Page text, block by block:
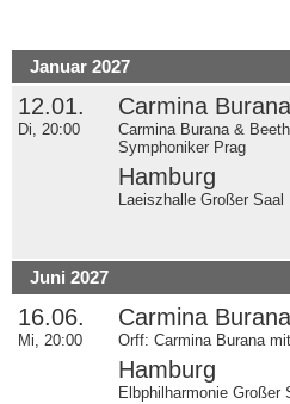
Januar 2027
12.01.
Di, 20:00
Carmina Burana
Carmina Burana &
Symphoniker Prag
Hamburg
Laeiszhalle Großer Saal
Juni 2027
16.06.
Mi, 20:00
Carmina Burana
Orff: Carmina Burana
Hamburg
Elbphilharmonie Großer